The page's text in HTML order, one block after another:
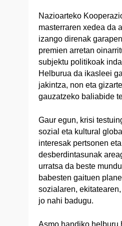
Nazioarteko
masterraren xedea da
izango direnak
premien arretan
subjektu politikoak
Helburua da ikasleei
jakintza, non eta
gauzatzeko baliabide
Gaur egun, krisi
sozial eta kultural
interesak pertsonen
desberdintasunak
urratsa da beste
babesten gaituen
sozialaren,
jo nahi badugu.
Asmo handiko helburu